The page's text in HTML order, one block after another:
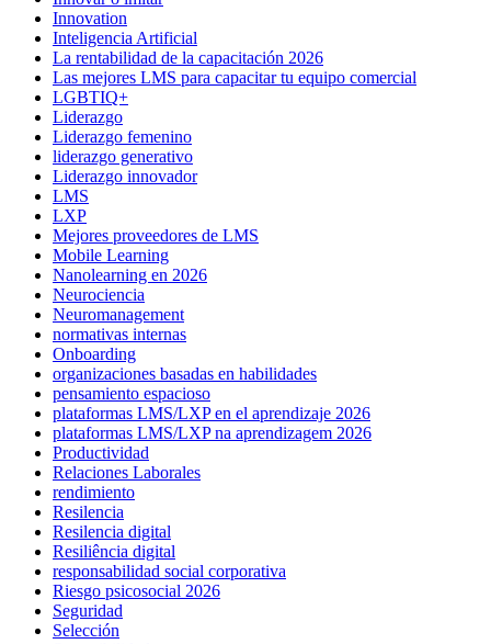
Innovation
Inteligencia Artificial
La rentabilidad de la capacitación 2026
Las mejores LMS para capacitar tu equipo comercial
LGBTIQ+
Liderazgo
Liderazgo femenino
liderazgo generativo
Liderazgo innovador
LMS
LXP
Mejores proveedores de LMS
Mobile Learning
Nanolearning en 2026
Neurociencia
Neuromanagement
normativas internas
Onboarding
organizaciones basadas en habilidades
pensamiento espacioso
plataformas LMS/LXP en el aprendizaje 2026
plataformas LMS/LXP na aprendizagem 2026
Productividad
Relaciones Laborales
rendimiento
Resilencia
Resilencia digital
Resiliência digital
responsabilidad social corporativa
Riesgo psicosocial 2026
Seguridad
Selección